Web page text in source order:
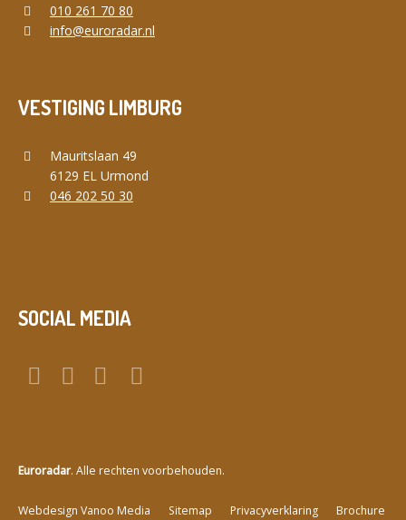
010 261 70 80
info@euroradar.nl
VESTIGING LIMBURG
Mauritslaan 49
6129 EL Urmond
046 202 50 30
SOCIAL MEDIA
Euroradar. Alle rechten voorbehouden.
Webdesign Vanoo Media Sitemap Privacyverklaring Brochure